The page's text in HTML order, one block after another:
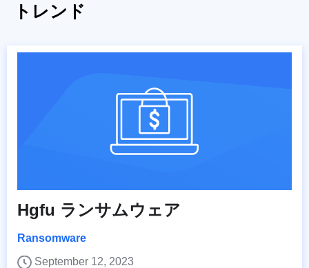
トレンド
Hgfu ランサムウェア
Ransomware
September 12, 2023